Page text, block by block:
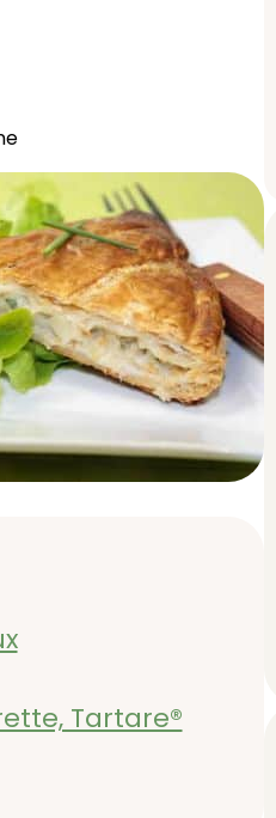
Tartare®